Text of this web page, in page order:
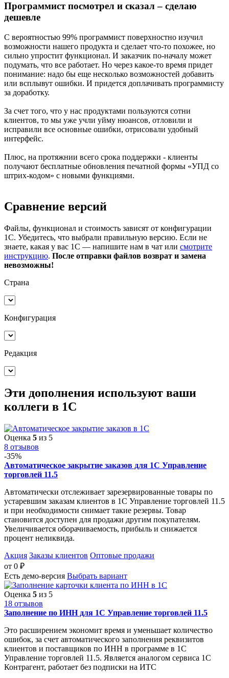
Программист посмотрел и сказал – сделаю
дешевле
С вероятностью 99% программист поверхностно изучил
возможности нашего продукта и сделает что-то похожее, но
сильно упростит функционал. И заказчик по-началу может
подумать, что все работает. Но через какое-то время придет
понимание: надо бы еще несколько возможностей добавить
или всплывут ошибки. И придется доплачивать программисту
за доработку.
За счет того, что у нас продуктами пользуются сотни
клиентов, то мы уже учли уйму нюансов, отловили и
исправили все основные ошибки, отрисовали удобный
интерфейс.
Плюс, на протяжнии всего срока поддержки - клиенты
получают бесплатные обновления печатной формы «УПД со
штрих-кодом» с новыми функциями.
Сравнение версий
Файлы, функционал и стоимость зависят от конфигурации
1С. Убедитесь, что выбрали правильную версию. Если не
знаете, какая у вас 1С — напишите нам в чат или смотрите
инструкцию. После отправки файлов возврат и замена
невозможны!
Страна
Конфигурация
Редакция
Эти дополнения используют ваши
коллеги в 1С
Оценка 5 из 5
8 отзывов
-35%
Автоматическое закрытие заказов для 1С Управление
торговлей 11.5
Автоматически отслеживает зарезервированные товары по
устаревшим заказам клиентов в 1С Управление торговлей 11.5
и при необходимости снимает такие резервы. Товар
становится доступен для продажи другим покупателям.
Увеличивается оборачиваемость, прибыль и снижается
процент неликвида.
Акция Заказы клиентов Оптовые продажи
от 0 ₽
Есть демо-версия Выбрать вариант
Оценка 5 из 5
18 отзывов
Заполнение по ИНН для 1С Управление торговлей 11.5
Это расширением экономит время и уменьшает количество
ошибок, за счет автоматического заполнения реквизитов
клиентов и поставщиков по ИНН в программе в 1С
Управление торговлей 11.5. Является аналогом сервиса 1С
Контрагент, работает без подписки на ИТС